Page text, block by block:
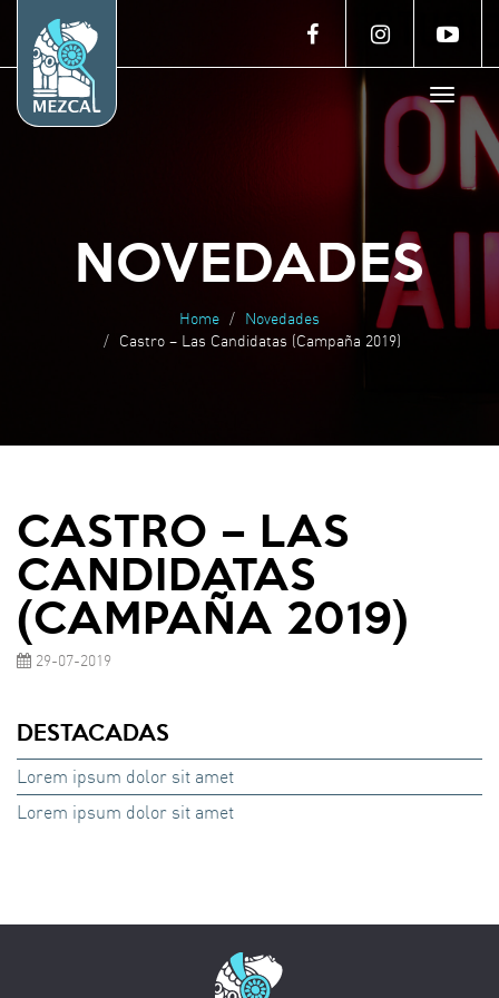
Toggle
NOVEDADES
Home
Novedades
Castro – Las Candidatas (Campaña 2019)
CASTRO – LAS
CANDIDATAS
(CAMPAÑA 2019)
29-07-2019
DESTACADAS
Lorem ipsum dolor sit amet
Lorem ipsum dolor sit amet